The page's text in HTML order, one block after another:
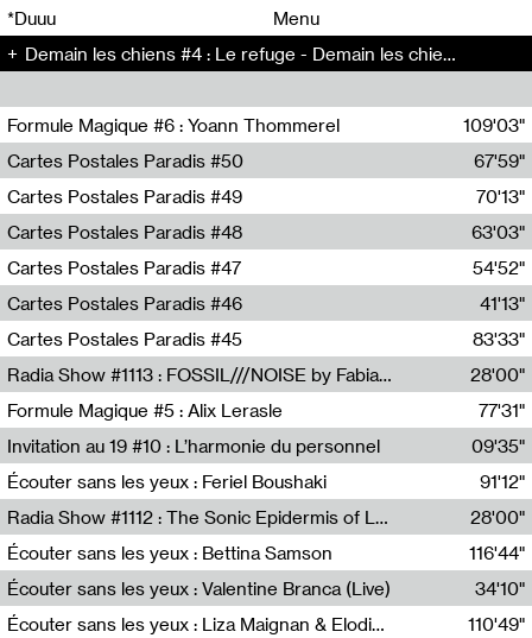
*Duuu
Menu
Demain les chiens #4 : Le refuge - Demain les chiens (4)
Formule Magique #6 : Yoann Thommerel
Nathalie Lacroix,Yoann Thommerel
109'03"
Cartes Postales Paradis #50
Zoé Leroux
67'59"
Cartes Postales Paradis #49
Aurore Portales
70'13"
Cartes Postales Paradis #48
Mathias Dupaquier
63'03"
Cartes Postales Paradis #47
Raymond Engramer
54'52"
Cartes Postales Paradis #46
Sarah Banville
41'13"
Cartes Postales Paradis #45
Mateo Cuin
83'33"
Radia Show #1113 : FOSSIL///NOISE by Fabiana Gibim / Wave Farm
Wave Farm
28'00"
Formule Magique #5 : Alix Lerasle
Nathalie Lacroix
77'31"
Invitation au 19 #10 : L’harmonie du personnel
19, CRAC
09'35"
Écouter sans les yeux : Feriel Boushaki
Feriel Boushaki
91'12"
Radia Show #1112 : The Sonic Epidermis of Lake Léman by Paul Courlet / Guest Slot
28'00"
Écouter sans les yeux : Bettina Samson
Bettina Samson
116'44"
Écouter sans les yeux : Valentine Branca (Live)
Valentine Branca
34'10"
Écouter sans les yeux : Liza Maignan & Elodie Lecat
110'49"
00 00
00 00